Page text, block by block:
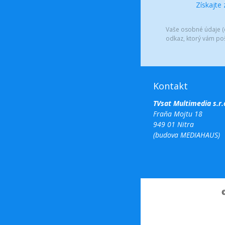
Získajte
Vaše osobné údaje
odkaz, ktorý vám
Kontakt
TVsat Multimedia
Fraňa Mojtu 18
949 01 Nitra
(budova MEDIAHAUS)